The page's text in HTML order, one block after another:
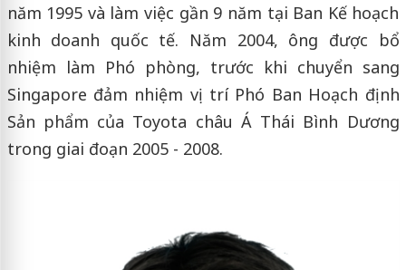
năm 1995 và làm việc gần 9 năm tại Ban Kế hoạch
kinh doanh quốc tế. Năm 2004, ông được bổ
nhiệm làm Phó phòng, trước khi chuyển sang
Singapore đảm nhiệm vị trí Phó Ban Hoạch định
Sản phẩm của Toyota châu Á Thái Bình Dương
trong giai đoạn 2005 - 2008.